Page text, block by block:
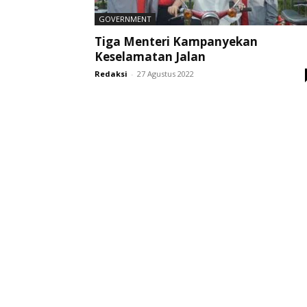
GOVERNMENT
Tiga Menteri Kampanyekan
Keselamatan Jalan
Redaksi - 27 Agustus 2022